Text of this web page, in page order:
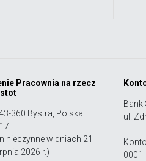
Pracownia na rzecz
360 Bystra, Polska
nieczynne w dniach 21
2026 r.)
Bank
ul.
0001